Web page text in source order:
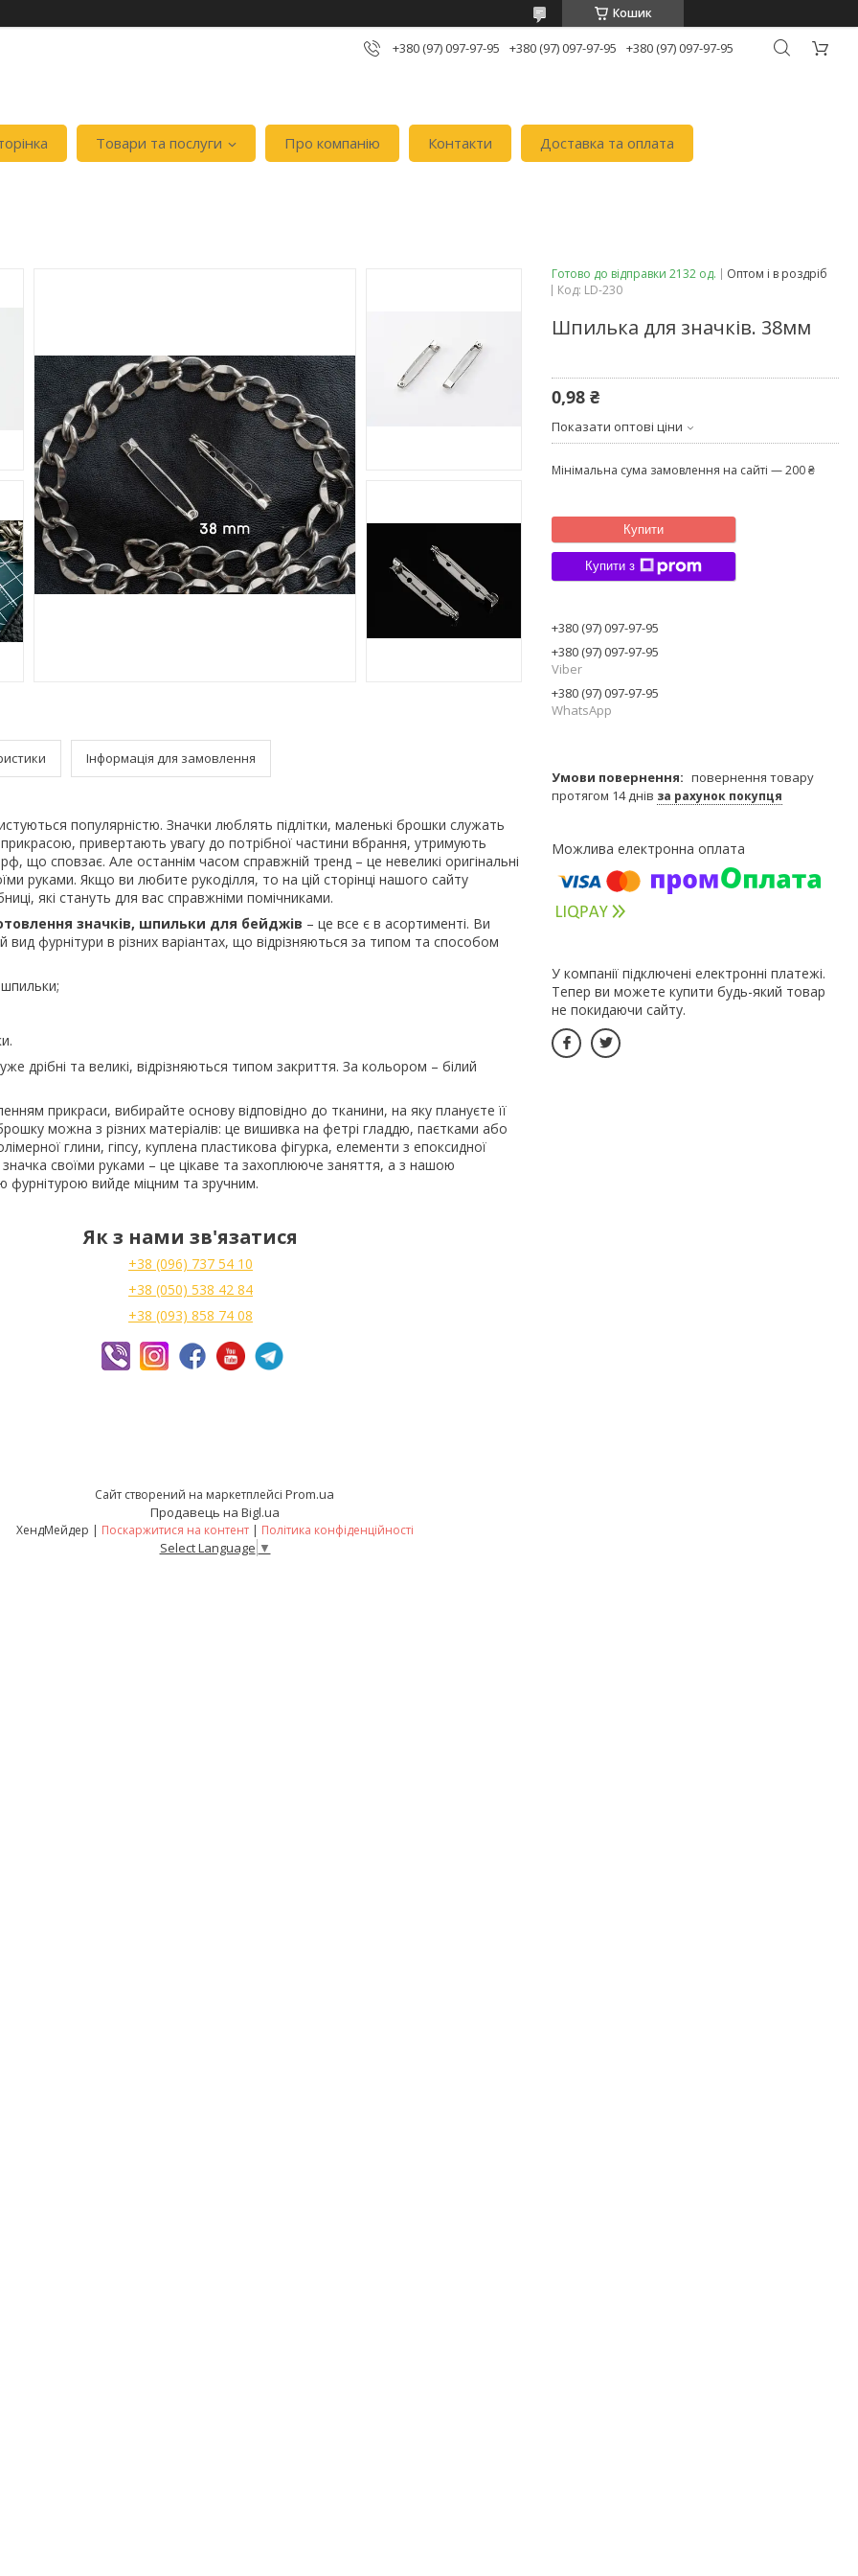
Кошик
+380 (97) 097-97-95 +380 (97) 097-97-95 +380 (97) 097-97-95
Товари та послуги Про компанію Контакти Доставка та оплата
Інформація для замовлення
популярністю. Значки люблять підлітки, маленькі брошки служать
привертають увагу до потрібної частини вбрання, утримують
що сповзає. Але останнім часом справжній тренд – це невеликі оригінальні
руками. Якщо ви любите рукоділля, то на цій сторінці нашого сайту
які стануть для вас справжніми помічниками.
значків, шпильки для бейджів – це все є в асортименті. Ви
фурнітури в різних варіантах, що відрізняються за типом та способом
дрібні та великі, відрізняються типом закриття. За кольором – білий
прикраси, вибирайте основу відповідно до тканини, на яку плануєте її
можна з різних матеріалів: це вишивка на фетрі гладдю, паєтками або
глини, гіпсу, куплена пластикова фігурка, елементи з епоксидної
своїми руками – це цікаве та захоплююче заняття, а з нашою
фурнітурою вийде міцним та зручним.
Як з нами зв'язатися
+38 (096) 737 54 10
+38 (050) 538 42 84
+38 (093) 858 74 08
Готово до відправки 2132 од.
Оптом і в роздріб
Код: LD-230
Шпилька для значків. 38мм
0,98 ₴
Показати оптові ціни
Мінімальна сума замовлення на сайті — 200 ₴
Купити
Купити з
+380 (97) 097-97-95
+380 (97) 097-97-95
Viber
+380 (97) 097-97-95
WhatsApp
повернення товару
протягом 14 днів за рахунок покупця
У компанії підключені електронні платежі.
Тепер ви можете купити будь-який товар
не покидаючи сайту.
Сайт створений на маркетплейсі Prom.ua
Продавець на Bigl.ua
ХендМейдер | Поскаржитися на контент | Політика конфіденційності
Select Language ▼